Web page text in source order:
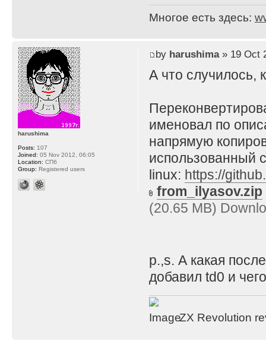
Многое есть здесь:
by harushima» 19 Oct
А что случилось,
именовал по
напрямую
использованный
linux: https://
from_ilyasov.zip
(20.65 MB)
p.,s. А какая
добавил td0 и
ZX Revolution
harushima
Posts: 107
Joined: 05 Nov 2012, 06:05
Location: СПб
Group: Registered users